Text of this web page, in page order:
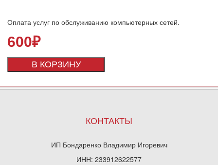
Оплата услуг по обслуживанию компьютерных сетей.
600₽
В КОРЗИНУ
КОНТАКТЫ
ИП Бондаренко Владимир Игоревич
ИНН: 233912622577